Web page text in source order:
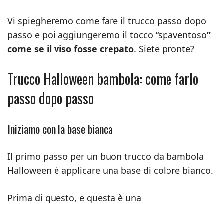
Vi spiegheremo come fare il trucco passo dopo
passo e poi aggiungeremo il tocco “spaventoso”
come se il viso fosse crepato. Siete pronte?
Trucco Halloween bambola: come farlo
passo dopo passo
Iniziamo con la base bianca
Il primo passo per un buon trucco da bambola
Halloween è applicare una base di colore bianco.
Prima di questo, e questa è una